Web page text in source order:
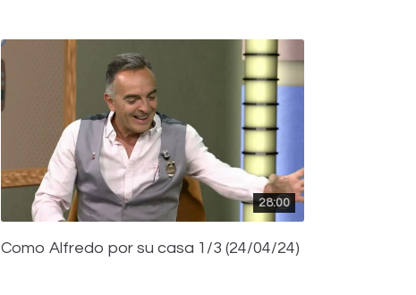
28:00
Como Alfredo por su casa 1/3 (24/04/24)